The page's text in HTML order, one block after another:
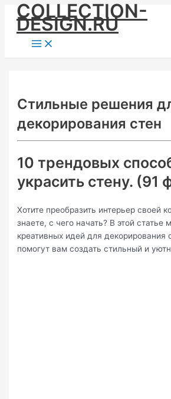
Skip
content
COLLECTION-
DESIGN.RU
Main
Menu
Стильные решения
декорирования стен
10 трендовых
украсить стену. (91
Хотите преобразить интерьер своей
знаете, с чего начать? В этой статье
креативных идей для декорирования
помогут вам создать стильный и